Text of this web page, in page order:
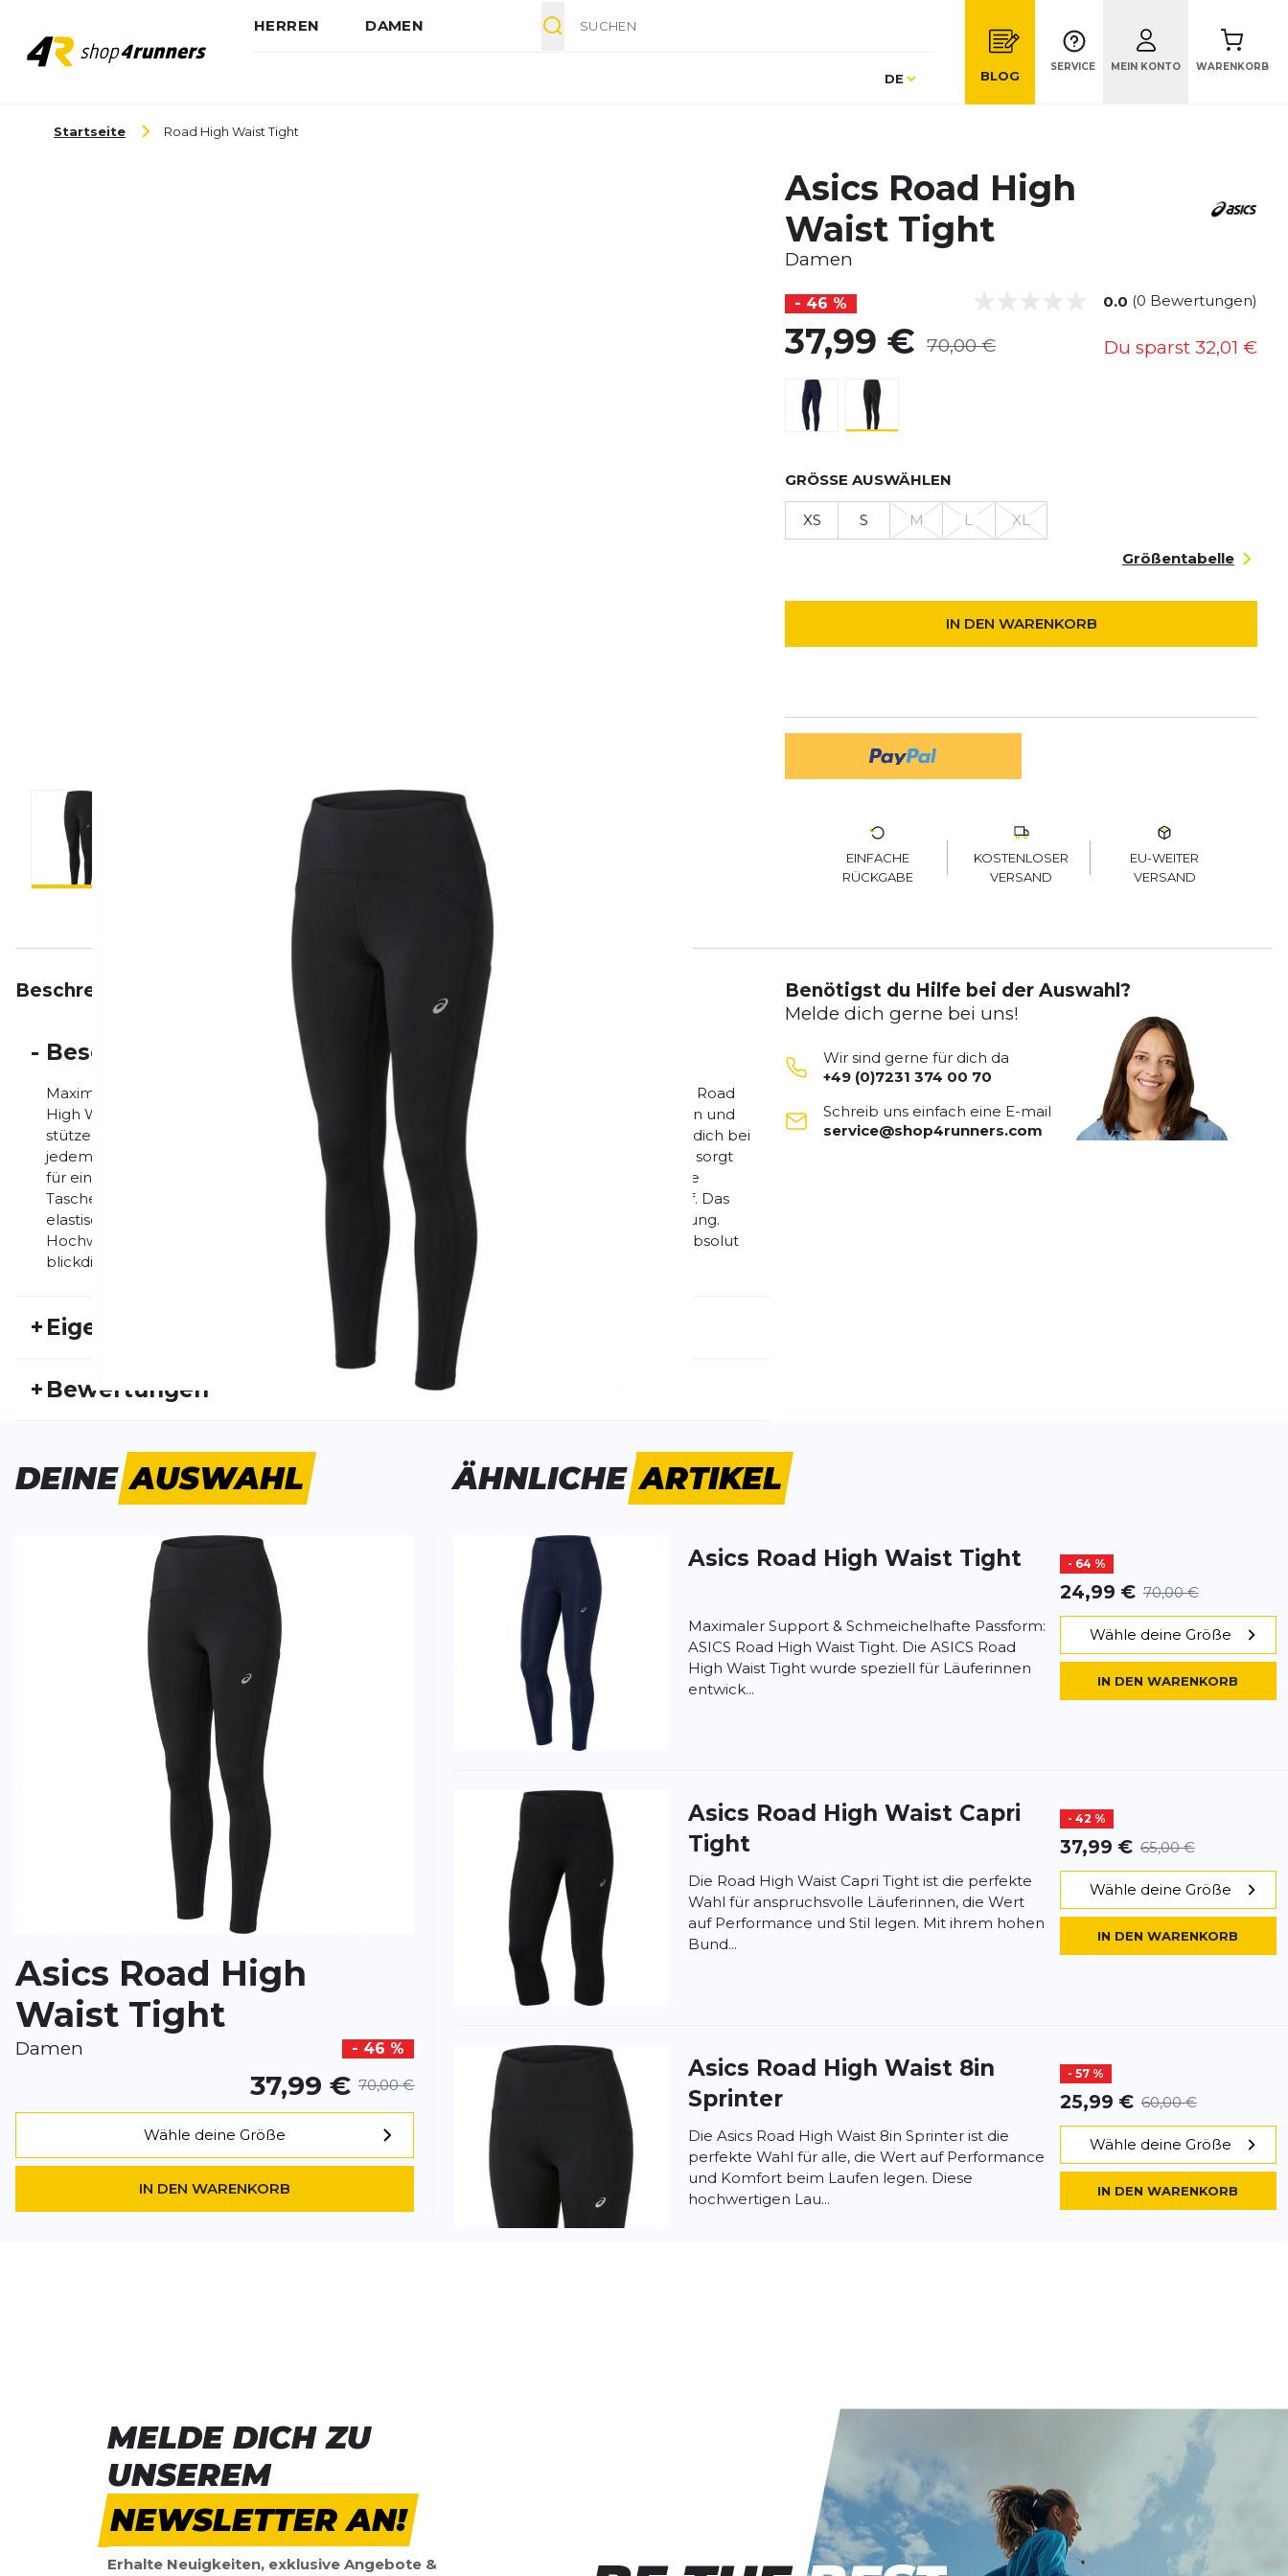
HERREN DAMEN
Sprache
DE BLOG
SERVICE MEIN KONTO WARENKORB
Startseite Road High Waist Tight
Asics Road High
Waist Tight
Damen
- 46 % 0.0 (0 Bewertungen)
37,99 € 70,00 € Du sparst 32,01 €
GRÖSSE AUSWÄHLEN
XS S M L XL
Größentabelle
IN DEN WARENKORB
EINFACHE
RÜCKGABE
KOSTENLOSER
VERSAND
EU-WEITER
VERSAND
Beschreibung Bewertungen
- Beschreibung
Maximaler Support & Schmeichelhafte Passform: ASICS Road High Waist Tight. Die ASICS Road
High Waist Tight wurde speziell für Läuferinnen entwickelt, die Wert auf einen extra hohen und
stützenden Bund legen. Sie bietet eine exzellente Kompression und sorgt dafür, dass du dich bei
jedem Kilometer sicher und wohl fühlst. Der extra hohe Bund stützt die Körpermitte und sorgt
für eine vorteilhafte Passform, die garantiert nicht rutscht. Eine diskrete, schweißresistente
Tasche am Rücken schützt deine Elektronik vor Feuchtigkeit und bietet schnellen Zugriff. Das
elastische Material formt und unterstützt die Beinmuskulatur für eine verzögerte Ermüdung.
Hochwertiges Material, das selbst bei tiefen Ausfallschritten oder intensivem Stretching absolut
blickdicht bleibt.
+ Eigenschaften
ASI26FS20083 Fremdartikelnummer:
Geschlecht:
+ Bewertungen
Bisher hat noch niemand dieses Produkt bewertet.
SCHREIBE EINE BEWERTUNG
Road High Waist Tight
BEWERTUNG HINZUFÜGEN
Dieses Formular ist durch reCAPTCHA geschützt – es gelten die Datenschutzbestimmungen und Nutzungsbedingungen
Google.
Benötigst du Hilfe bei der Auswahl?
Melde dich gerne bei uns!
Wir sind gerne für dich da
+49 (0)7231 374 00 70
Schreib uns einfach eine E-mail
service@shop4runners.com
DEINEAUSWAHL
Asics Road High
Waist Tight
Damen - 46 %
37,99 € 70,00 €
Wähle deine Größe
IN DEN WARENKORB
ÄHNLICHEARTIKEL
Asics Road High Waist Tight - 64 %
24,99 € 70,00 €
Maximaler Support & Schmeichelhafte Passform:
ASICS Road High Waist Tight. Die ASICS Road
High Waist Tight wurde speziell für Läuferinnen
entwick...
Wähle deine Größe
IN DEN WARENKORB
Asics Road High Waist Capri
Tight
- 42 %
37,99 € 65,00 €
Die Road High Waist Capri Tight ist die perfekte
Wahl für anspruchsvolle Läuferinnen, die Wert
auf Performance und Stil legen. Mit ihrem hohen
Bund...
Wähle deine Größe
IN DEN WARENKORB
Asics Road High Waist 8in
Sprinter
- 57 %
25,99 € 60,00 €
Die Asics Road High Waist 8in Sprinter ist die
perfekte Wahl für alle, die Wert auf Performance
und Komfort beim Laufen legen. Diese
hochwertigen Lau...
Wähle deine Größe
IN DEN WARENKORB
perfekte Wahl für alle, die Wert auf Performance
und Komfort beim Laufen legen. Diese
hochwertigen Lau...
IN DEN WARENKORB
MELDE DICH ZU
UNSEREM
NEWSLETTER AN!
Erhalte Neuigkeiten, exklusive Angebote &